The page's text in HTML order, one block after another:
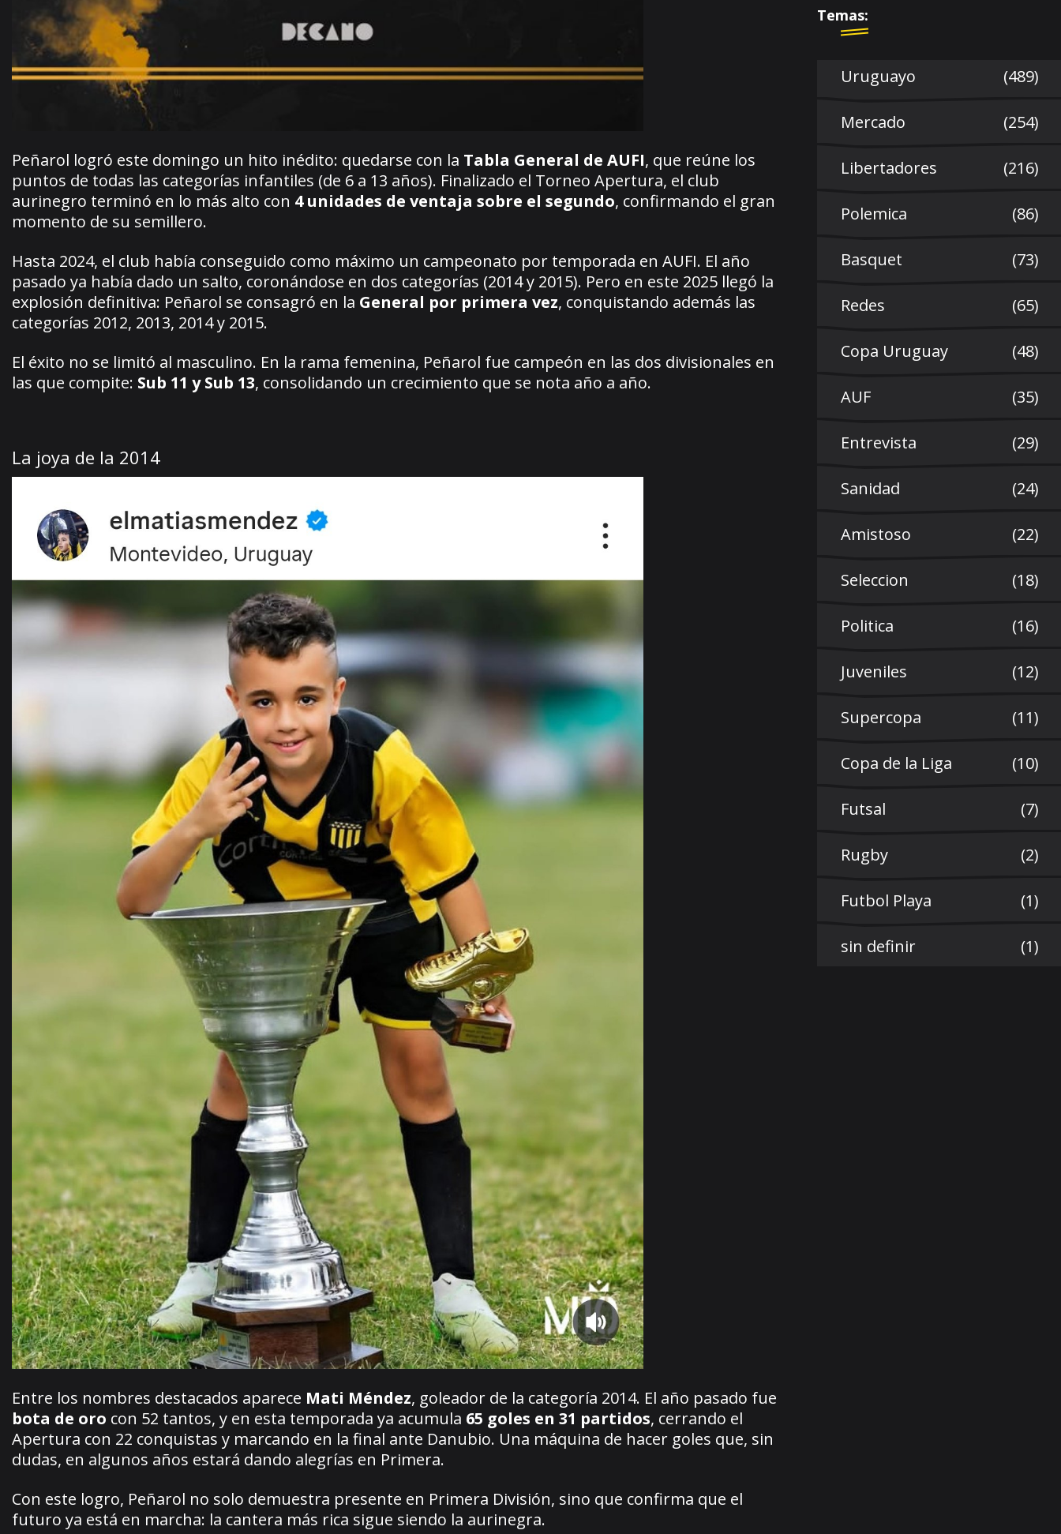
Peñarol logró este domingo un hito inédito: quedarse con la Tabla General de AUFI, que reúne los
puntos de todas las categorías infantiles (de 6 a 13 años). Finalizado el Torneo Apertura, el club
aurinegro terminó en lo más alto con 4 unidades de ventaja sobre el segundo, confirmando el gran
momento de su semillero.
Hasta 2024, el club había conseguido como máximo un campeonato por temporada en AUFI. El año
pasado ya había dado un salto, coronándose en dos categorías (2014 y 2015). Pero en este 2025 llegó la
explosión definitiva: Peñarol se consagró en la General por primera vez, conquistando además las
categorías 2012, 2013, 2014 y 2015.
El éxito no se limitó al masculino. En la rama femenina, Peñarol fue campeón en las dos divisionales en
las que compite: Sub 11 y Sub 13, consolidando un crecimiento que se nota año a año.
La joya de la 2014
Entre los nombres destacados aparece Mati Méndez, goleador de la categoría 2014. El año pasado fue
bota de oro con 52 tantos, y en esta temporada ya acumula 65 goles en 31 partidos, cerrando el
Apertura con 22 conquistas y marcando en la final ante Danubio. Una máquina de hacer goles que, sin
dudas, en algunos años estará dando alegrías en Primera.
Con este logro, Peñarol no solo demuestra presente en Primera División, sino que confirma que el
futuro ya está en marcha: la cantera más rica sigue siendo la aurinegra.
Temas:
Uruguayo (489)
Mercado (254)
Libertadores (216)
Polemica (86)
Basquet (73)
Redes (65)
Copa Uruguay (48)
AUF (35)
Entrevista (29)
Sanidad (24)
Amistoso (22)
Seleccion (18)
Politica (16)
Juveniles (12)
Supercopa (11)
Copa de la Liga (10)
Futsal (7)
Rugby (2)
Futbol Playa (1)
sin definir (1)